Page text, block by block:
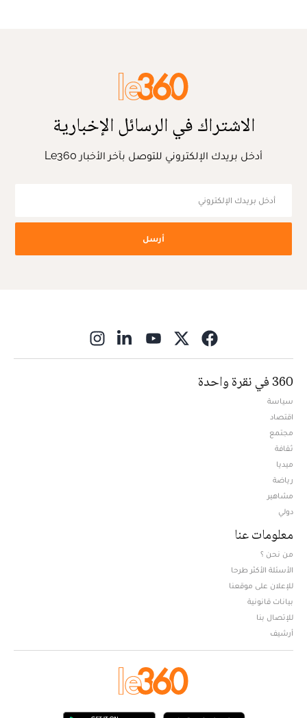
الاشتراك في الرسائل الإخبارية
أدخل بريدك الإلكتروني للتوصل بآخر الأخبار Le360
أرسل
360 في نقرة واحدة
سياسة
اقتصاد
مجتمع
ثقافة
ميديا
رياضة
مشاهير
دولي
معلومات عنا
من نحن ؟
الأسئلة الأكثر طرحا
للإعلان على موقعنا
بيانات قانونية
للإتصال بنا
أرشيف